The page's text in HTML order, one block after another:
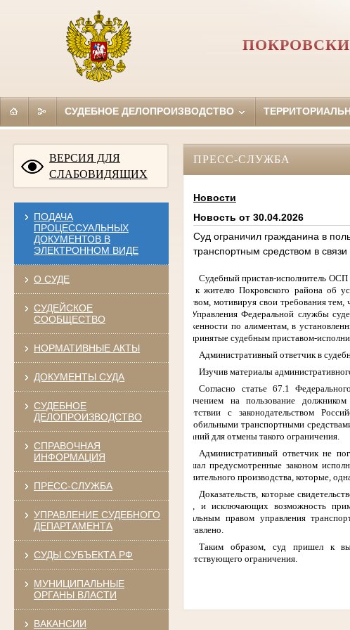
СУДЕБНОЕ ДЕЛОПРОИЗВОДСТВО
ВЕРСИЯ ДЛЯ
СЛАБОВИДЯЩИХ
ПОДАЧА
ПРОЦЕССУАЛЬНЫХ
ДОКУМЕНТОВ В
ЭЛЕКТРОННОМ ВИДЕ
О СУДЕ
СУДЕЙСКОЕ
СООБЩЕСТВО
НОРМАТИВНЫЕ АКТЫ
ДОКУМЕНТЫ СУДА
СУДЕБНОЕ
ДЕЛОПРОИЗВОДСТВО
СПРАВОЧНАЯ
ИНФОРМАЦИЯ
ПРЕСС-СЛУЖБА
УПРАВЛЕНИЕ СУДЕБНОГО
ДЕПАРТАМЕНТА
СУДЫ СУБЪЕКТА РФ
МУНИЦИПАЛЬНЫЕ
ОРГАНЫ ВЛАСТИ
ВАКАНСИИ
ПРЕСС-СЛУЖБА
Новости
Новость от 30.04.2026
Суд ограничил гражданина в
транспортным средством в
Судебный пристав-исполнитель
иском к жителю Покровского района об
средством, мотивируя свои требования тем,
Орла Управления Федеральной службы
задолженности по алиментам, в
иные принятые судебным приставом-
Административный ответчик в
Изучив материалы
Согласно статье 67.1
ограничением на пользование
соответствии с законодательством
(автомобильными транспортными
оснований для отмены такого ограничения.
Административный ответчик не
совершал предусмотренные законом
исполнительного производства, которые,
Доказательств, которые
закона, и исключающих возможность
специальным правом управления
представлено.
Таким образом, суд пришел к
соответствующего ограничения.